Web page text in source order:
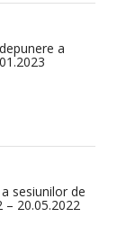
a
sesiunilor de
20.05.2022